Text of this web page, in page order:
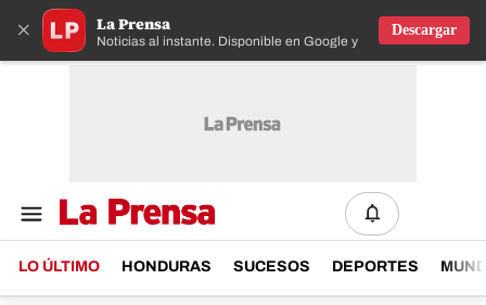
× La Prensa
Noticias al instante. Disponible en Google y IOS
Descargar
LO ÚLTIMO HONDURAS SUCESOS DEPORTES